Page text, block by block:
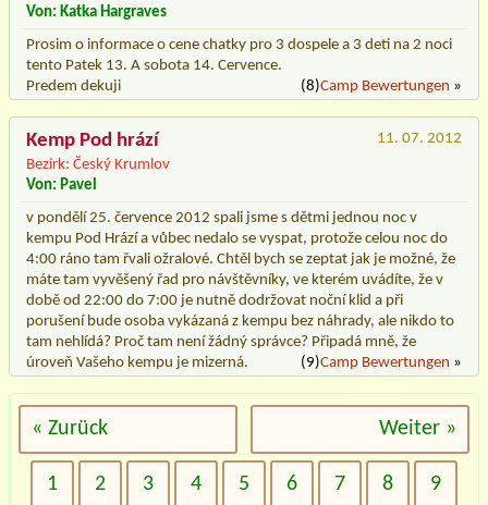
Von: Katka Hargraves
Prosim o informace o cene chatky pro 3 dospele a 3 deti na 2 noci
tento Patek 13. A sobota 14. Cervence.
Predem dekuji
(8)Camp Bewertungen »
Kemp Pod hrází
Bezirk: Český Krumlov
11. 07. 2012
Von: Pavel
v pondělí 25. července 2012 spali jsme s dětmi jednou noc v
kempu Pod Hrází a vůbec nedalo se vyspat, protože celou noc do
4:00 ráno tam řvali ožralové. Chtěl bych se zeptat jak je možné, že
máte tam vyvěšený řad pro návštěvníky, ve kterém uvádíte, že v
době od 22:00 do 7:00 je nutně dodržovat noční klid a při
porušení bude osoba vykázaná z kempu bez náhrady, ale nikdo to
tam nehlídá? Proč tam není žádný správce? Připadá mně, že
úroveň Vašeho kempu je mizerná.
(9)Camp Bewertungen »
« Zurück Weiter »
1 2 3 4 5 6 7 8 9